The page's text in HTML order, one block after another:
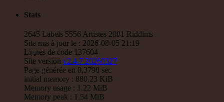
Earth And Power
i Am Not insane - Push On
Uk Dub
14.95€
12"
P And J Jah Fingers Uk
Stats
2645 Labels 5556 Artistes 2081 Riddims
Site mis à jour le : 2026-08-05 21:19
Lignes de code 137604
Site version v2.4.7 20260327
Page générée en 0,3798 sec
initial memory : 880.23 KiB
Memory usage : 1.22 MiB
Memory peak : 1.54 MiB